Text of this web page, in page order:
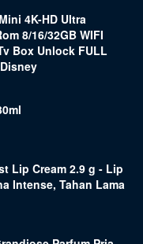
4K-HD Ultra
8/16/32GB WIFI
Box Unlock FULL
Lip Cream 2.9 g - Lip
Intense, Tahan Lama